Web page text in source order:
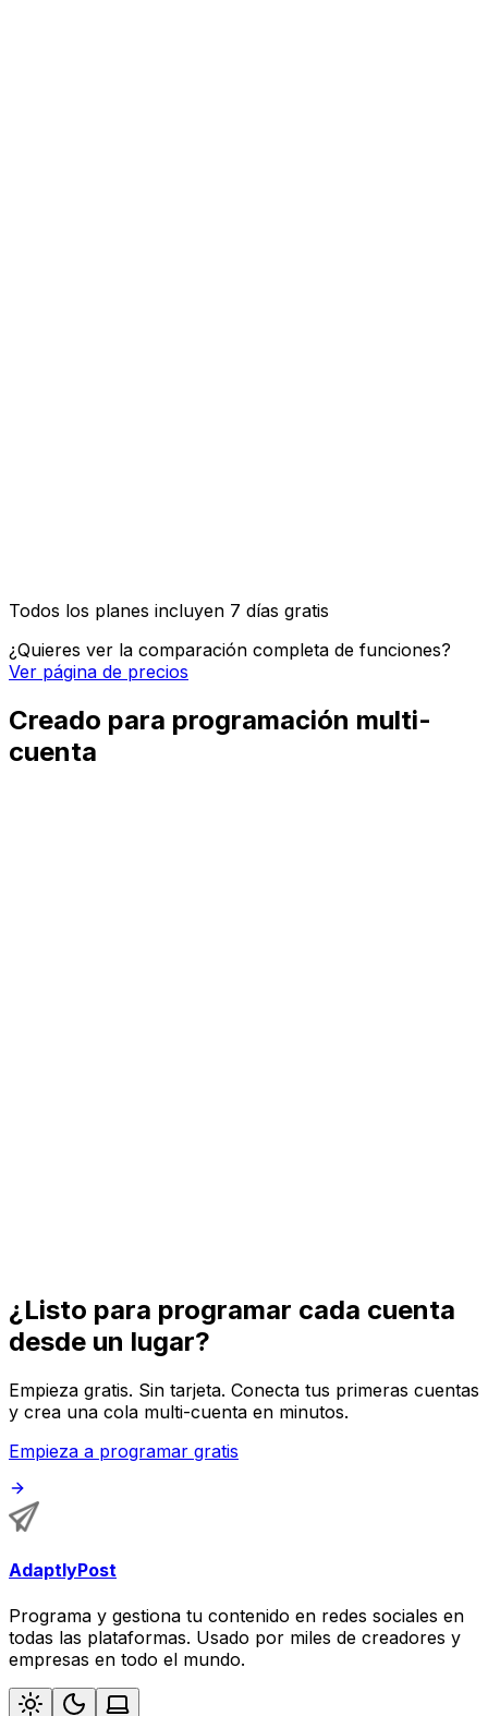
Todos los planes incluyen 7 días gratis
¿Quieres ver la comparación completa de funciones?
Ver página de precios
Creado para programación multi-
cuenta
Cuentas de clientes y marcas
¿Listo para programar cada cuenta
desde un lugar?
Empieza gratis. Sin tarjeta. Conecta tus primeras cuentas
y crea una cola multi-cuenta en minutos.
Empieza a programar gratis
AdaptlyPost
Programa y gestiona tu contenido en redes sociales en
todas las plataformas. Usado por miles de creadores y
empresas en todo el mundo.